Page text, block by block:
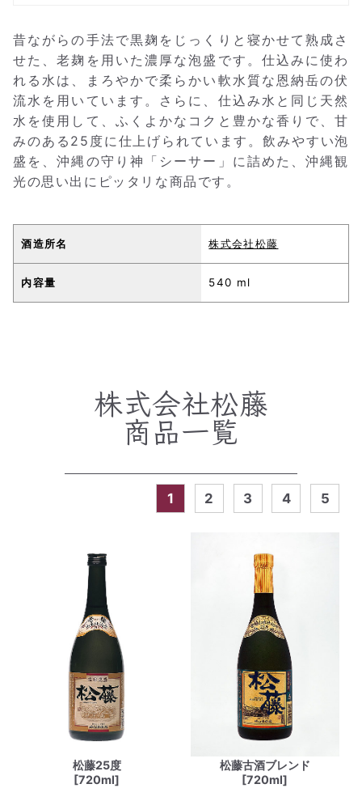
昔ながらの手法で黒麹をじっくりと寝かせて熟成さ
せた、老麹を用いた濃厚な泡盛です。仕込みに使わ
れる水は、まろやかで柔らかい軟水質な恩納岳の伏
流水を用いています。さらに、仕込み水と同じ天然
水を使用して、ふくよかなコクと豊かな香りで、甘
みのある25度に仕上げられています。飲みやすい泡
盛を、沖縄の守り神「シーサー」に詰めた、沖縄観
光の思い出にピッタリな商品です。
酒造所名 株式会社松藤
内容量 540 ml
株式会社松藤
商品一覧
1 2 3 4 5
松藤25度
[720ml]
松藤古酒ブレンド
[720ml]